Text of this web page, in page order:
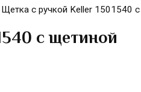
Щетка с ручкой Keller 1501540
с щетиной